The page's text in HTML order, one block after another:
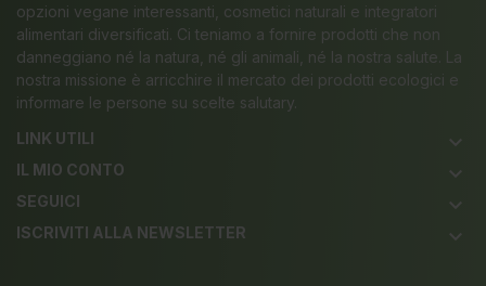
opzioni vegane interessanti, cosmetici naturali e integratori
alimentari diversificati. Ci teniamo a fornire prodotti che non
danneggiano né la natura, né gli animali, né la nostra salute. La
nostra missione è arricchire il mercato dei prodotti ecologici e
informare le persone su scelte salutary.
LINK UTILI
keyboard_arrow_down
IL MIO CONTO keyboard_arrow_down
SEGUICI keyboard_arrow_down
ISCRIVITI ALLA NEWSLETTER keyboard_arrow_down